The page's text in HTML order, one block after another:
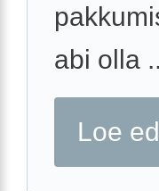
abi olla
Loe